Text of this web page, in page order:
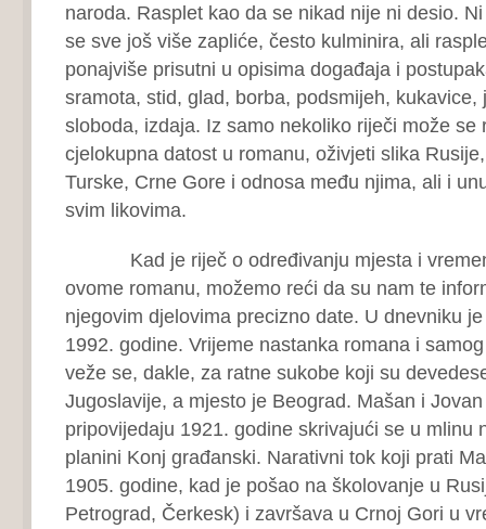
naroda. Rasplet kao da se nikad nije ni desio.
se sve još više zapliće, često kulminira, ali
ponajviše prisutni u opisima događaja i
sramota, stid, glad, borba, podsmijeh, kukavice,
sloboda, izdaja. Iz samo nekoliko riječi može se
cjelokupna datost u romanu, oživjeti slika
Turske, Crne Gore i odnosa među njima, ali i
svim likovima.
Kad je riječ o određivanju mjesta i
ovome romanu, možemo reći da su nam te
njegovim djelovima precizno date. U dnevniku
1992. godine. Vrijeme nastanka romana i
veže se, dakle, za ratne sukobe koji su
Jugoslavije, a mjesto je Beograd. Mašan i
pripovijedaju 1921. godine skrivajući se u mlinu
planini Konj građanski. Narativni tok koji prati
1905. godine, kad je pošao na školovanje u
Petrograd, Čerkesk) i završava u Crnoj Gori u